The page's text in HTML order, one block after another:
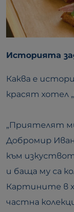
Историята
Каква е
красят хотел
„Приятелят
Добромир
към
и баща му са
Картините в
частна